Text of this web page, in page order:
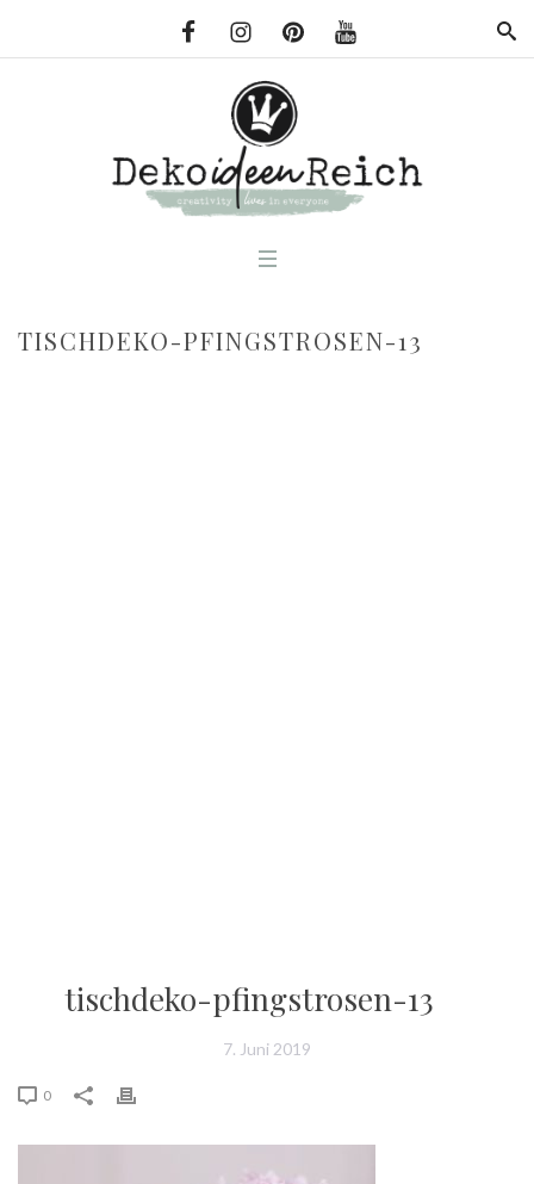
TISCHDEKO-PFINGSTROSEN-13
tischdeko-pfingstrosen-13
7. Juni 2019
0